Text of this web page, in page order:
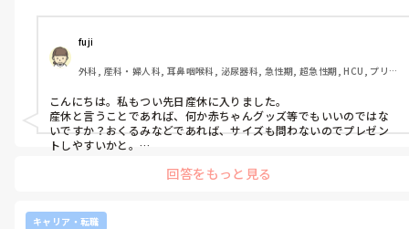
fuji
外科, 産科・婦人科, 耳鼻咽喉科, 泌尿器科, 急性期, 超急性期, HCU, プリセ
ー, 消化器外科, 一般病院
こんにちは。私もつい先日産休に入りました。
産休と言うことであれば、何か赤ちゃんグッズ等でもいいのではな
いですか？おくるみなどであれば、サイズも問わないのでプレゼン
トしやすいかと。
ットとか、紅茶セットでも嬉しいですよ！
回答をもっと見る
キャリア・転職